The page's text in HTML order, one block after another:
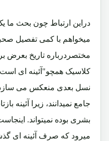
دراین ارتباط چون بحث ما
میخواهم با کمی تفصیل
مختصردرباره تاریخ بعرض
کلاسیک همچو"آئینه ای
نسل بعدی منعکس می
جامع نمیدانند، زیرا آئینه
بشری بوده نمیتواند.
میرود که صرف آئینه ای